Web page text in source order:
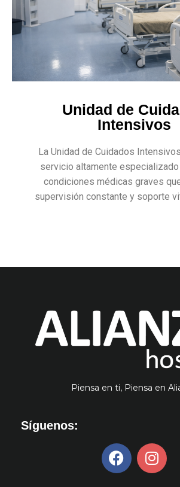
Unidad de
Intensivos
La Unidad de Cuidados
servicio altamente especializado
condiciones médicas graves
supervisión constante y soporte
Piensa en ti, Piensa en
Síguenos: